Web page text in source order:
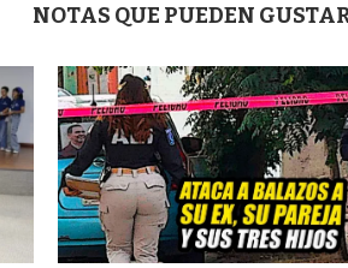
NOTAS QUE PUEDEN